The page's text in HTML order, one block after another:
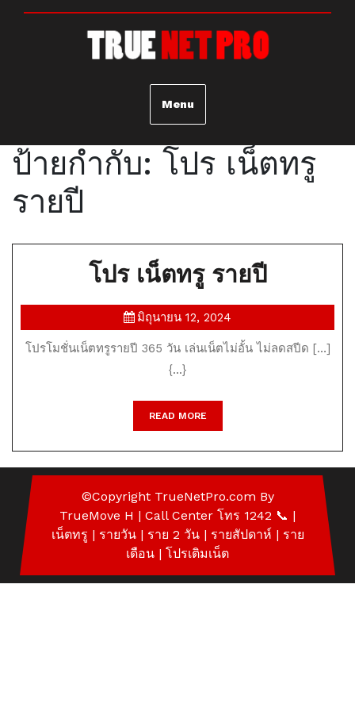
Skip
Menu
ป้ายกำกับ: โปร เน็ตทรู
รายปี
โปร เน็ตทรู รายปีโปร
เน็ต
ทรู
ราย
มิถุนายน 12, 2024
12,
2024
โปรโมชั่นเน็ตทรูรายปี 365 วัน เล่นเน็ตไม่อั้น ไม่ลดสปีด […]
{...}
READ MOREREAD
MORE
©Copyright TrueNetPro.com By
TrueMove H | Call Center โทร 1242 📞 |
เน็ตทรู | รายวัน | ราย 2 วัน | รายสัปดาห์ | ราย
เดือน | โปรเติมเน็ต